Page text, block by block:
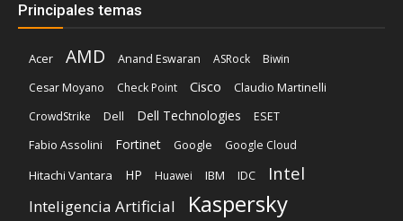
Principales temas
Acer AMD Anand Eswaran ASRock
Biwin
Cesar Moyano
Check Point Cisco
Claudio Martinelli
CrowdStrike
Dell Dell Technologies ESET
Fabio Assolini Fortinet Google Google Cloud
Hitachi Vantara HP Huawei IBM IDC Intel
Inteligencia Artificial Kaspersky